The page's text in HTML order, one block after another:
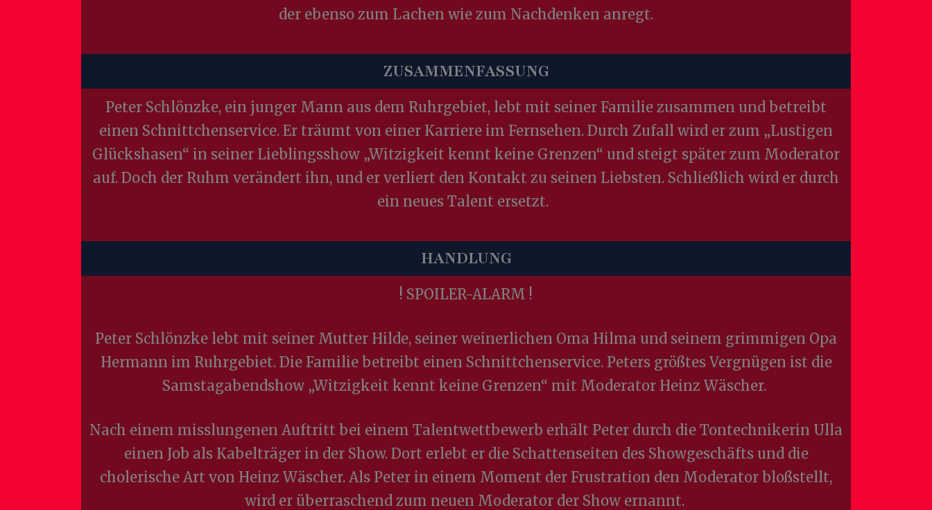
der ebenso zum Lachen wie zum Nachdenken anregt.
ZUSAMMENFASSUNG
Peter Schlönzke, ein junger Mann aus dem Ruhrgebiet, lebt mit seiner Familie zusammen und betreibt
einen Schnittchenservice. Er träumt von einer Karriere im Fernsehen. Durch Zufall wird er zum „Lustigen
Glückshasen“ in seiner Lieblingsshow „Witzigkeit kennt keine Grenzen“ und steigt später zum Moderator
auf. Doch der Ruhm verändert ihn, und er verliert den Kontakt zu seinen Liebsten. Schließlich wird er durch
ein neues Talent ersetzt.
HANDLUNG
! SPOILER-ALARM !
Peter Schlönzke lebt mit seiner Mutter Hilde, seiner weinerlichen Oma Hilma und seinem grimmigen Opa
Hermann im Ruhrgebiet. Die Familie betreibt einen Schnittchenservice. Peters größtes Vergnügen ist die
Samstagabendshow „Witzigkeit kennt keine Grenzen“ mit Moderator Heinz Wäscher.
Nach einem misslungenen Auftritt bei einem Talentwettbewerb erhält Peter durch die Tontechnikerin Ulla
einen Job als Kabelträger in der Show. Dort erlebt er die Schattenseiten des Showgeschäfts und die
cholerische Art von Heinz Wäscher. Als Peter in einem Moment der Frustration den Moderator bloßstellt,
wird er überraschend zum neuen Moderator der Show ernannt.